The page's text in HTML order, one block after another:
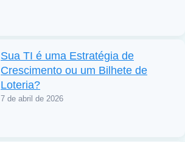
Sua TI é uma Estratégia de
Crescimento ou um Bilhete de
Loteria?
7 de abril de 2026